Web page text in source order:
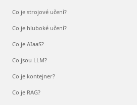
Co je strojové učení?
Co je hluboké učení?
Co je AIaaS?
Co jsou LLM?
Co je kontejner?
Co je RAG?